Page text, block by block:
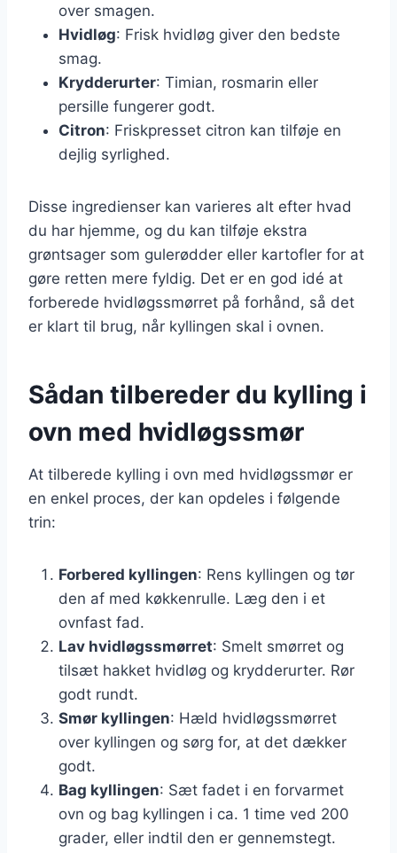
over smagen.
Hvidløg: Frisk hvidløg giver den bedste
smag.
Krydderurter: Timian, rosmarin eller
persille fungerer godt.
Citron: Friskpresset citron kan tilføje en
dejlig syrlighed.
Disse ingredienser kan varieres alt efter hvad
du har hjemme, og du kan tilføje ekstra
grøntsager som gulerødder eller kartofler for at
gøre retten mere fyldig. Det er en god idé at
forberede hvidløgssmørret på forhånd, så det
er klart til brug, når kyllingen skal i ovnen.
Sådan tilbereder du kylling i
ovn med hvidløgssmør
At tilberede kylling i ovn med hvidløgssmør er
en enkel proces, der kan opdeles i følgende
trin:
Forbered kyllingen: Rens kyllingen og tør
den af med køkkenrulle. Læg den i et
ovnfast fad.
Lav hvidløgssmørret: Smelt smørret og
tilsæt hakket hvidløg og krydderurter. Rør
godt rundt.
Smør kyllingen: Hæld hvidløgssmørret
over kyllingen og sørg for, at det dækker
godt.
Bag kyllingen: Sæt fadet i en forvarmet
ovn og bag kyllingen i ca. 1 time ved 200
grader, eller indtil den er gennemstegt.